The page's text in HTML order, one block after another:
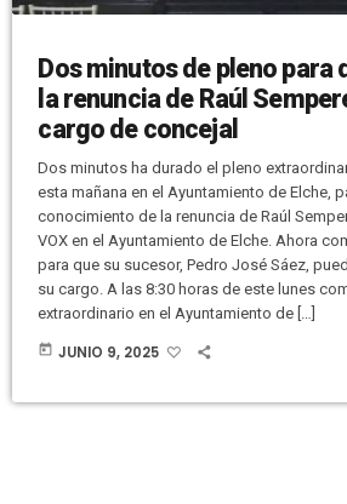
Dos minutos de pleno para
la renuncia de Raúl
cargo de concejal
Dos minutos ha durado el pleno
esta mañana en el Ayuntamiento de Elche,
conocimiento de la renuncia de Raúl
VOX en el Ayuntamiento de Elche. Ahora
para que su sucesor, Pedro José Sáez,
su cargo. A las 8:30 horas de este lunes
extraordinario en el Ayuntamiento de […]
today JUNIO 9, 2025